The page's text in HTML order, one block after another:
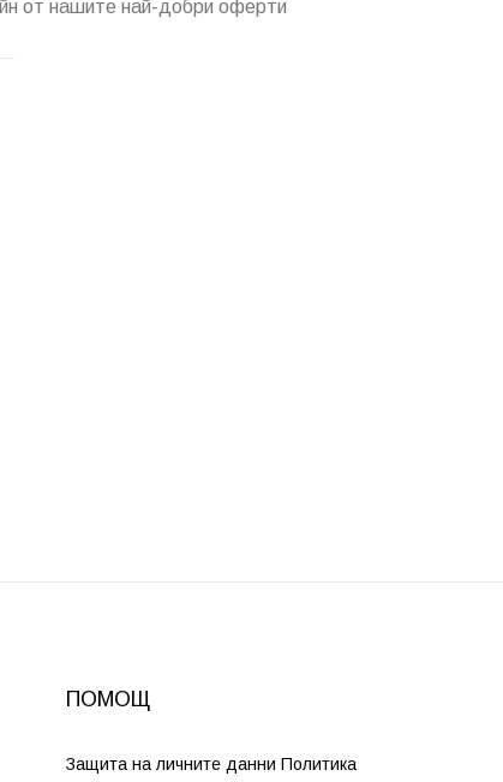
от нашите най-добри оферти
ПОМОЩ
Защита на личните данни Политика